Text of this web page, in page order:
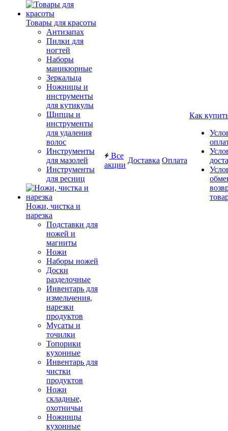
Товары для красоты
Антизапах
Пилки для
ногтей
Наборы
маникюрные
Зеркальца
Ножницы и
инструменты
для кутикулы
Щипцы и
инструменты
для удаления
волос
Инструменты
для мазолей
Инструменты
для ресниц
Ножи, чистка и
нарезка
Подставки для
ножей и
магниты
Ножи
Наборы ножей
Доски
разделочные
Инвентарь для
измельчения,
нарезки
продуктов
Мусаты и
точилки
Топорики
кухонные
Инвентарь для
чистки
продуктов
Ножи
складные,
охотничьи
Ножницы
кухонные
Все
акции
Доставка Оплата
Как